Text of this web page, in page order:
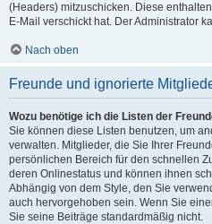
(Headers) mitzuschicken. Diese
E-Mail verschickt hat. Der Administrator
Nach oben
Freunde und ignorierte
Wozu benötige ich die Listen der
Sie können diese Listen benutzen, um
verwalten. Mitglieder, die Sie Ihrer
persönlichen Bereich für den schnellen
deren Onlinestatus und können ihnen
Abhängig von dem Style, den Sie
auch hervorgehoben sein. Wenn Sie
Sie seine Beiträge standardmäßig nicht.